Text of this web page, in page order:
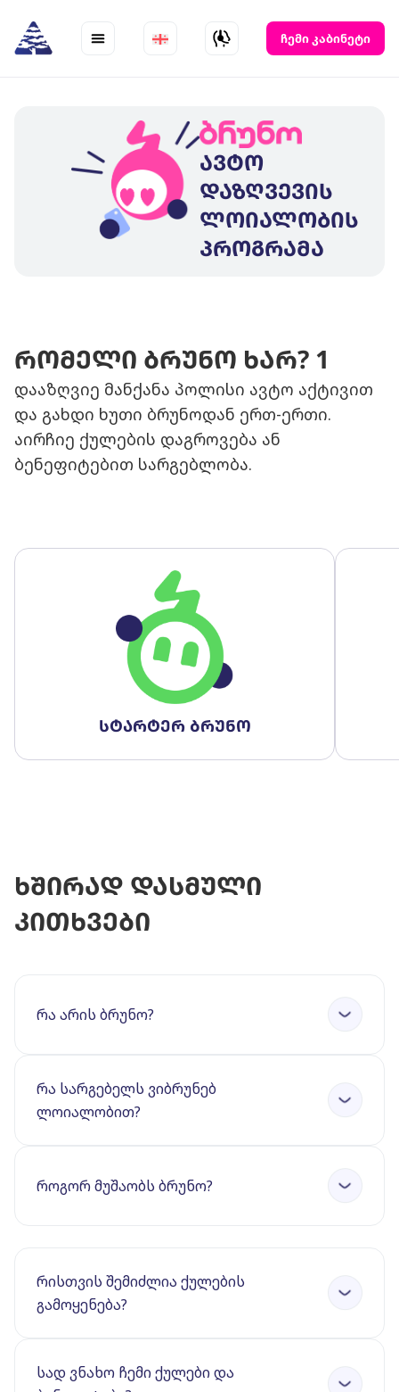
content
ჩემი კაბინეტი
ავტო
დაზღვევის
ლოიალობის
პროგრამა
რომელი ბრუნო ხარ? 1
დააზღვიე მანქანა პოლისი ავტო აქტივით
და გახდი ხუთი ბრუნოდან ერთ-ერთი.
აირჩიე ქულების დაგროვება ან
ბენეფიტებით სარგებლობა.
სტარტერ ბრუნო
ხშირად დასმული
კითხვები
რა არის ბრუნო?
რა სარგებელს ვიბრუნებ
ლოიალობით?
როგორ მუშაობს ბრუნო?
რისთვის შემიძლია ქულების
გამოყენება?
სად ვნახო ჩემი ქულები და